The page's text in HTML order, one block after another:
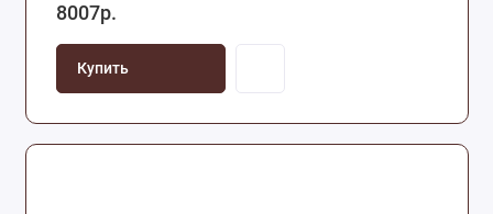
8007р.
Купить